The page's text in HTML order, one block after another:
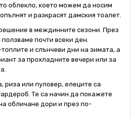
облекло, което можем да носим
и разкрасят дамския тоалет.
в междинните сезони. През
ползваме почти всеки ден.
и слънчеви дни на зимата, а
за прохладните вечери или за
риза или пуловер, елеците са
Те са начин да покажете
обличане дори и през по-